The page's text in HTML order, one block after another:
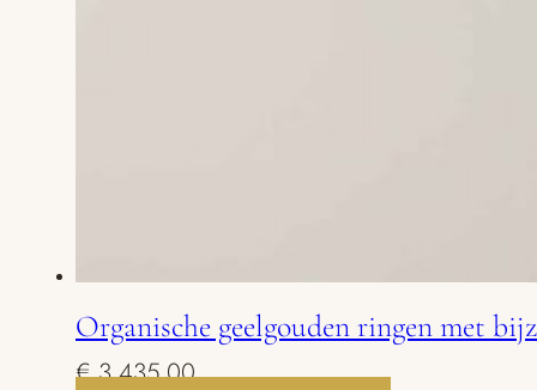
Organische geelgouden ringen met
€3.435,00